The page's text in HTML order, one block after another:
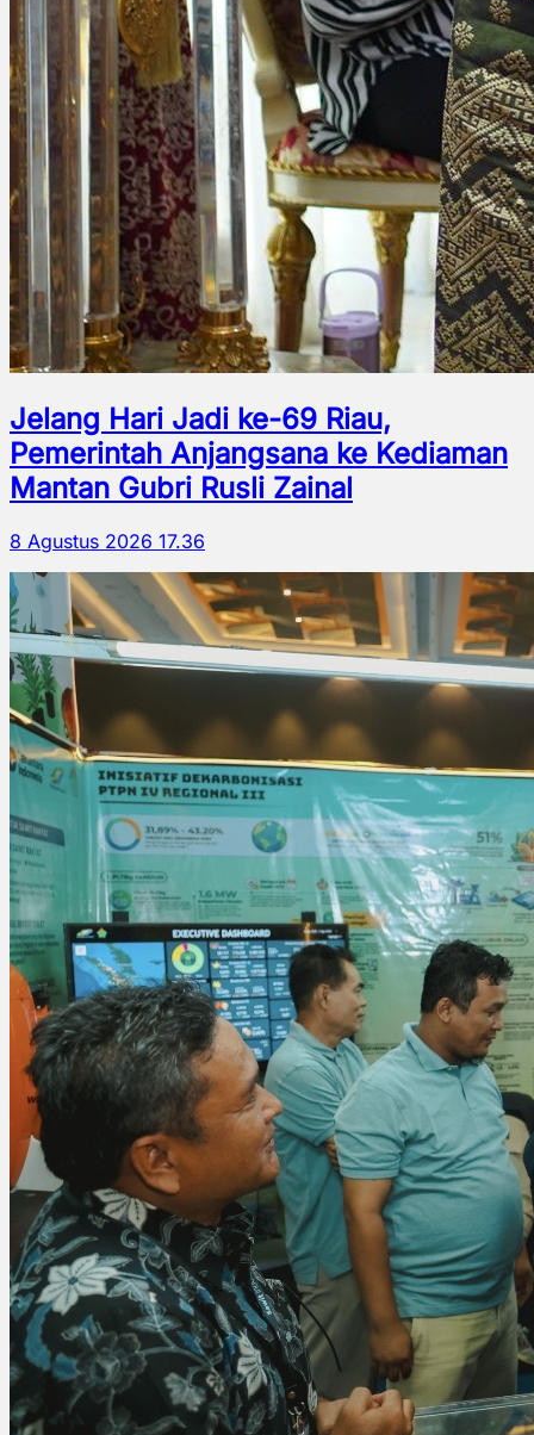
Jelang Hari Jadi ke-69 Riau,
Pemerintah Anjangsana ke Kediaman
Mantan Gubri Rusli Zainal
8 Agustus 2026 17.36